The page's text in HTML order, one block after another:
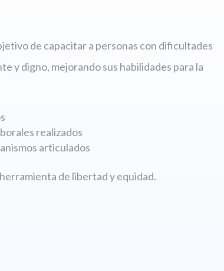
de capacitar a personas con dificultades
y digno, mejorando sus habilidades para la
realizados
articulados
de libertad y equidad.